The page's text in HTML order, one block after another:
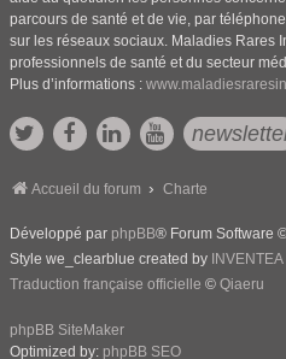
parcours de santé et de vie, par
sur les réseaux sociaux. Maladies Rares
professionnels de santé et du secteur
Plus d’informations :
Accueil du forum Charte
Développé par phpBB® Forum Software
Style we_clearblue created by INVENTEA
Traduction française officielle © Qiaeru
phpBB SiteMaker
Optimized by: phpBB SEO